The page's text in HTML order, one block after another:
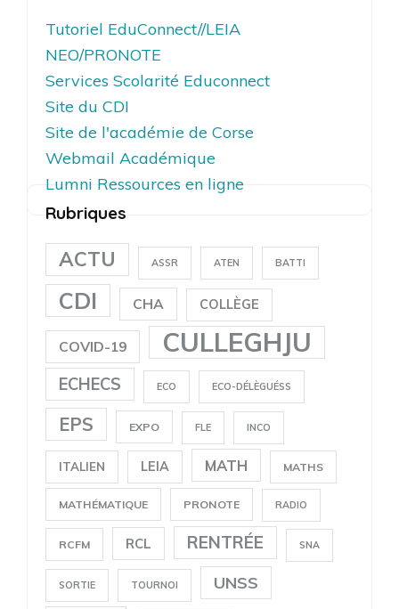
Tutoriel EduConnect//LEIA
NEO/PRONOTE
Services Scolarité Educonnect
Site du CDI
Site de l'académie de Corse
Webmail Académique
Lumni Ressources en ligne
Rubriques
ACTU ASSR ATEN BATTI
CDI CHA COLLÈGE
COVID-19 CULLEGHJU
ECHECS ECO ECO-DÉLÈGUÉSS
EPS EXPO FLE INCO
ITALIEN LEIA MATH MATHS
MATHÉMATIQUE PRONOTE RADIO
RCFM RCL RENTRÉE SNA
SORTIE TOURNOI UNSS